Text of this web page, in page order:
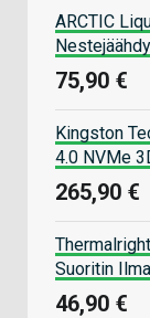
ARCTIC
75,90 €
Kingston
4.0 NVMe
265,90 €
Suoritin
46,90 €